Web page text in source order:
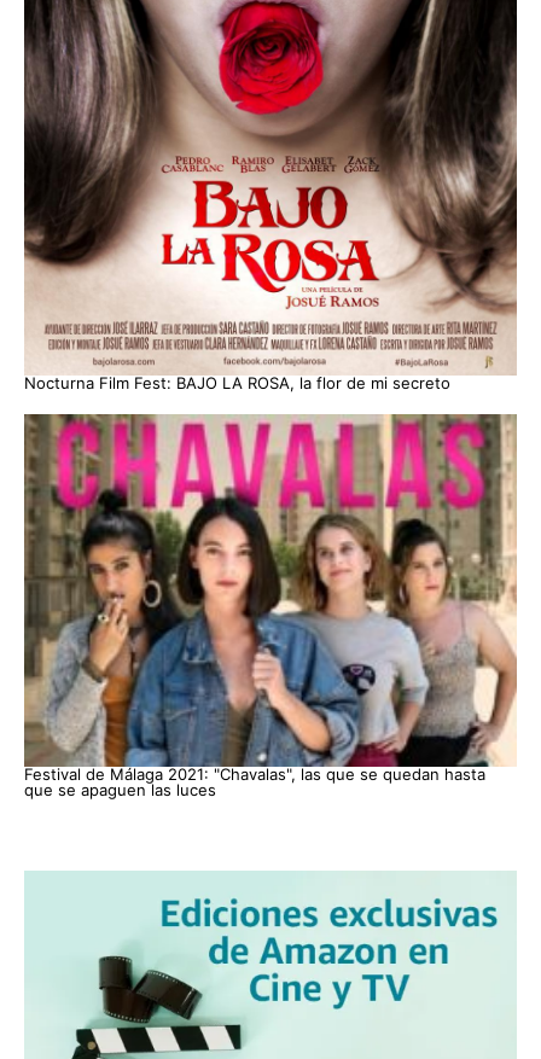
Nocturna Film Fest: BAJO LA ROSA, la flor de mi secreto
Festival de Málaga 2021: "Chavalas", las que se quedan hasta
que se apaguen las luces